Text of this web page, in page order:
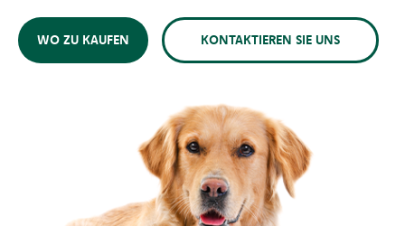
WO ZU KAUFEN KONTAKTIEREN SIE UNS